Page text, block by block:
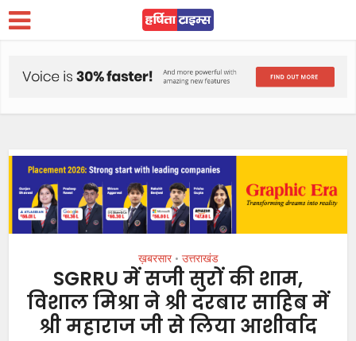
ख़बरसार • उत्तराखंड
SGRRU में सजी सुरों की शाम,
विशाल मिश्रा ने श्री दरबार साहिब में
श्री महाराज जी से लिया आशीर्वाद